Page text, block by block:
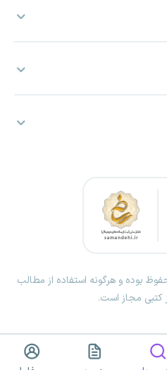
بوده و هرگونه استفاده از مطالب
کتبی مجاز است.